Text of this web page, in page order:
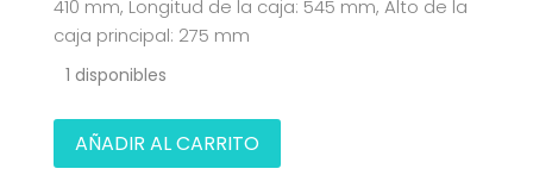
410 mm, Longitud de la caja: 545 mm, Alto de la
caja principal: 275 mm
1 disponibles
SOPORTE
SOBREMESA
AÑADIR AL CARRITO